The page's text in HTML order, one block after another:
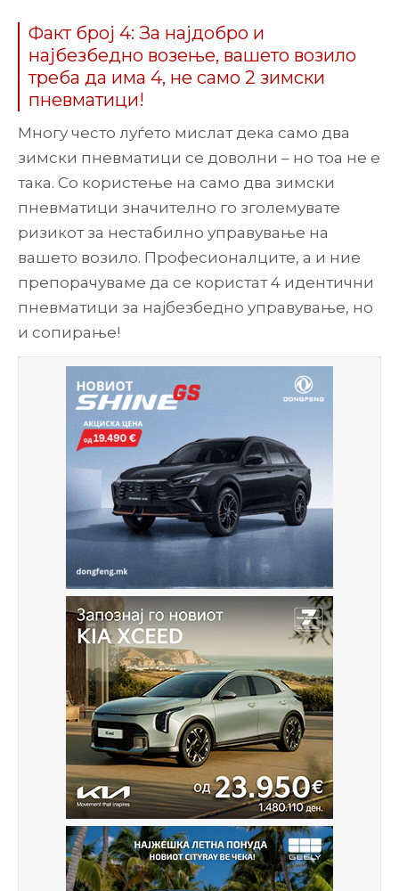
Факт број 4: За најдобро и
најбезбедно возење, вашето возило
треба да има 4, не само 2 зимски
пневматици!
Многу често луѓето мислат дека само два
зимски пневматици се доволни – но тоа не е
така. Со користење на само два зимски
пневматици значително го зголемувате
ризикот за нестабилно управување на
вашето возило. Професионалците, а и ние
препорачуваме да се користат 4 идентични
пневматици за најбезбедно управување, но
и сопирање!